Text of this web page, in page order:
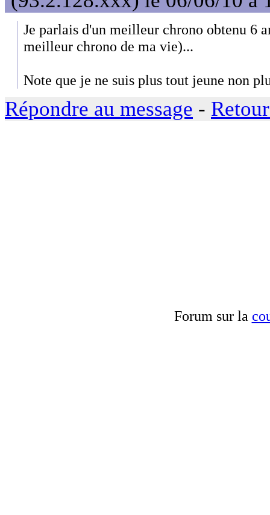
Je parlais d'un meilleur chrono obtenu 6
meilleur chrono de ma vie)...
Note que je ne suis plus tout jeune non
Répondre au message -
Forum sur la